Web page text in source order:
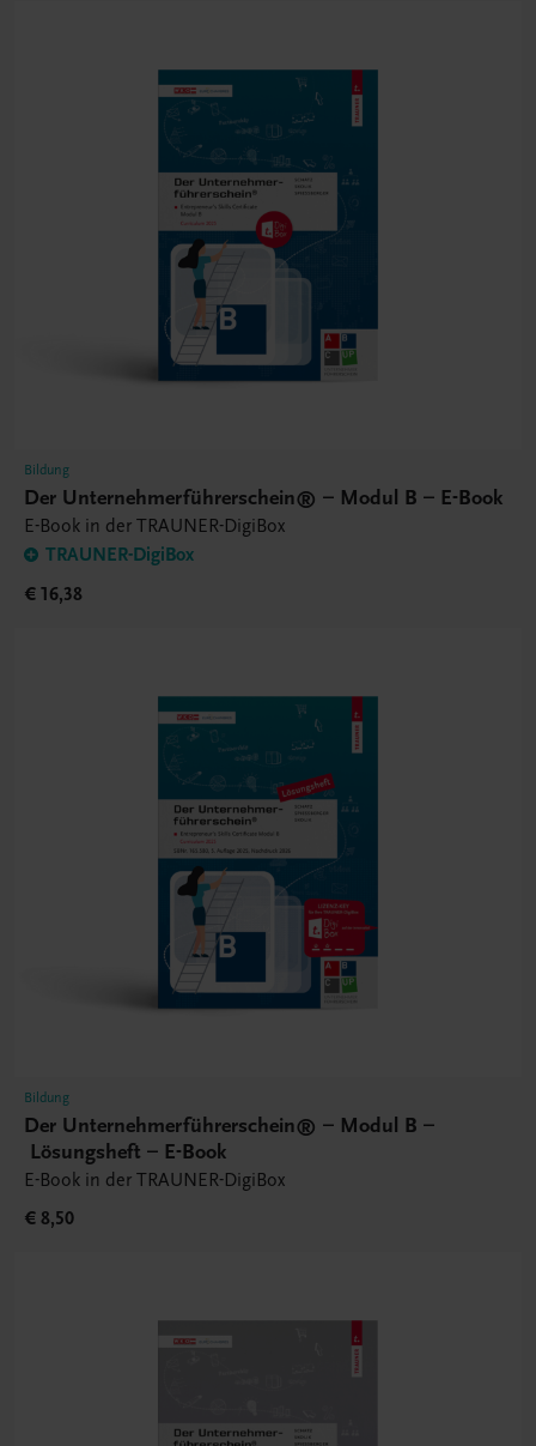
Bildung
Der Unternehmerführerschein® – Modul B – E-Book
E-Book in der TRAUNER-DigiBox
TRAUNER-DigiBox
€ 16,38
Bildung
Der Unternehmerführerschein® – Modul B –
Lösungsheft – E-Book
E-Book in der TRAUNER-DigiBox
€ 8,50